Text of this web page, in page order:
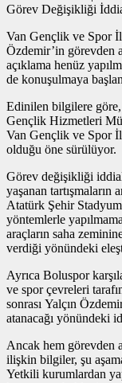
Görev Değişikliği
Van Gençlik ve Spor
Özdemir’in görevden
açıklama henüz
de konuşulmaya
Edinilen bilgilere
Gençlik Hizmetleri
Van Gençlik ve Spor
olduğu öne sürülüyor.
Görev değişikliği
yaşanan tartışmaların
Atatürk Şehir
yöntemlerle
araçların saha
verdiği yönündeki
Ayrıca Boluspor
ve spor çevreleri
sonrası Yalçın
atanacağı yönündeki
Ancak hem görevden
ilişkin bilgiler, şu
Yetkili kurumlardan